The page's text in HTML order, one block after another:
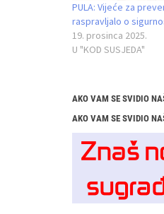
PULA: Vijeće za
raspravljalo o
19. prosinca 2025.
U "KOD SUSJEDA"
AKO VAM SE SVIDIO
AKO VAM SE SVIDIO